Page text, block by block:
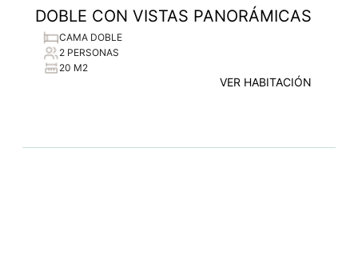
DOBLE CON VISTAS PANORÁMICAS
CAMA DOBLE
2 PERSONAS
20 M2
VER HABITACIÓN